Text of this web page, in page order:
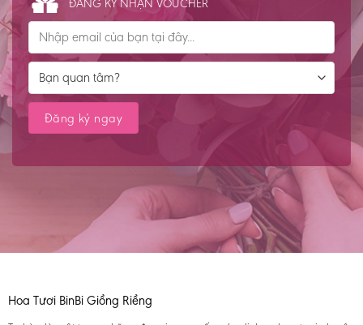
Hoa Tươi BinBi Giồng Riềng